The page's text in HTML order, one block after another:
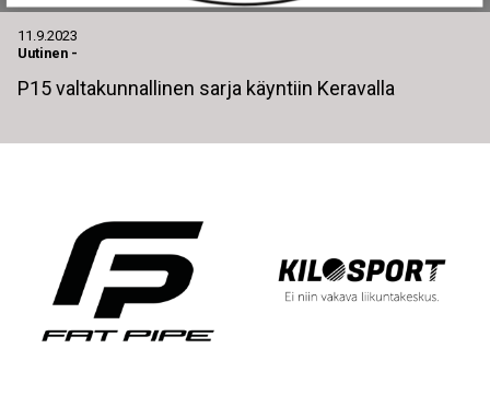
11.9.2023
Uutinen -
P15 valtakunnallinen sarja käyntiin Keravalla